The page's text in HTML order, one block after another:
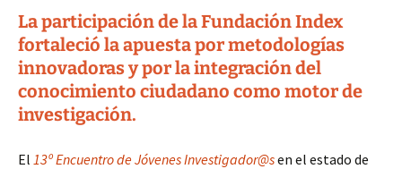
La participación de la Fundación Index
fortaleció la apuesta por metodologías
innovadoras y por la integración del
conocimiento ciudadano como motor de
investigación.
El 13º Encuentro de Jóvenes Investigador@sen el estado de